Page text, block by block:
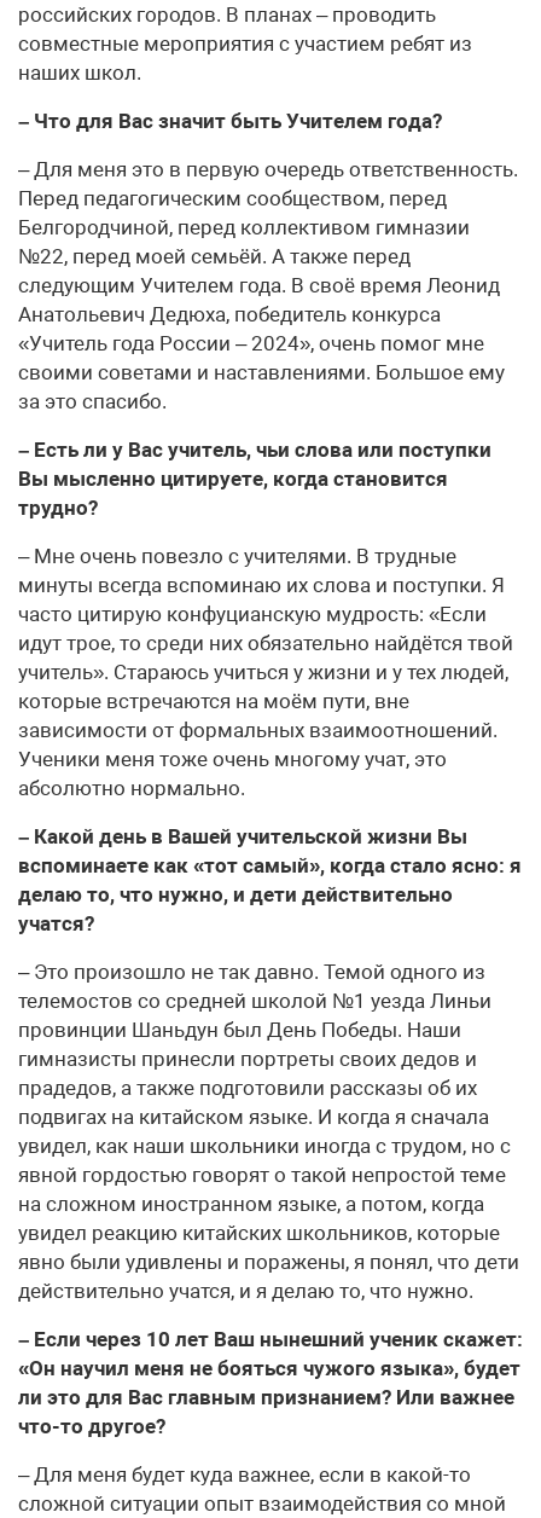
российских городов. В планах – проводить
совместные мероприятия с участием ребят из
наших школ.
– Что для Вас значит быть Учителем года?
– Для меня это в первую очередь ответственность.
Перед педагогическим сообществом, перед
Белгородчиной, перед коллективом гимназии
№22, перед моей семьёй. А также перед
следующим Учителем года. В своё время Леонид
Анатольевич Дедюха, победитель конкурса
«Учитель года России – 2024», очень помог мне
своими советами и наставлениями. Большое ему
за это спасибо.
– Есть ли у Вас учитель, чьи слова или поступки
Вы мысленно цитируете, когда становится
трудно?
– Мне очень повезло с учителями. В трудные
минуты всегда вспоминаю их слова и поступки. Я
часто цитирую конфуцианскую мудрость: «Если
идут трое, то среди них обязательно найдётся твой
учитель». Стараюсь учиться у жизни и у тех людей,
которые встречаются на моём пути, вне
зависимости от формальных взаимоотношений.
Ученики меня тоже очень многому учат, это
абсолютно нормально.
– Какой день в Вашей учительской жизни Вы
вспоминаете как «тот самый», когда стало ясно: я
делаю то, что нужно, и дети действительно
учатся?
– Это произошло не так давно. Темой одного из
телемостов со средней школой №1 уезда Линьи
провинции Шаньдун был День Победы. Наши
гимназисты принесли портреты своих дедов и
прадедов, а также подготовили рассказы об их
подвигах на китайском языке. И когда я сначала
увидел, как наши школьники иногда с трудом, но с
явной гордостью говорят о такой непростой теме
на сложном иностранном языке, а потом, когда
увидел реакцию китайских школьников, которые
явно были удивлены и поражены, я понял, что дети
действительно учатся, и я делаю то, что нужно.
– Если через 10 лет Ваш нынешний ученик скажет:
«Он научил меня не бояться чужого языка», будет
ли это для Вас главным признанием? Или важнее
что-то другое?
– Для меня будет куда важнее, если в какой-то
сложной ситуации опыт взаимодействия со мной